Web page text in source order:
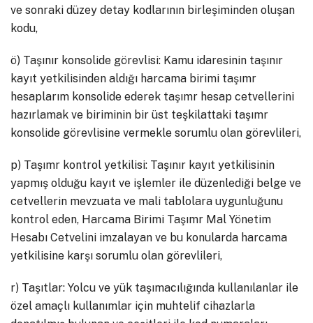
ve sonraki düzey detay kodlarının birleşiminden oluşan
kodu,
ö) Taşınır konsolide görevlisi: Kamu idaresinin taşınır
kayıt yetkilisinden aldığı harcama birimi taşımr
hesaplarım konsolide ederek taşımr hesap cetvellerini
hazırlamak ve biriminin bir üst teşkilattaki taşımr
konsolide görevlisine vermekle sorumlu olan görevlileri,
p) Taşımr kontrol yetkilisi: Taşınır kayıt yetkilisinin
yapmış olduğu kayıt ve işlemler ile düzenlediği belge ve
cetvellerin mevzuata ve mali tablolara uygunluğunu
kontrol eden, Harcama Birimi Taşımr Mal Yönetim
Hesabı Cetvelini imzalayan ve bu konularda harcama
yetkilisine karşı sorumlu olan görevlileri,
r) Taşıtlar: Yolcu ve yük taşımacılığında kullanılanlar ile
özel amaçlı kullanımlar için muhtelif cihazlarla